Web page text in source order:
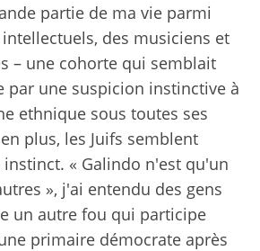
partie de ma vie parmi
des musiciens et
– une cohorte qui semblait
par une suspicion instinctive à
ethnique sous toutes ses
plus, les Juifs semblent
instinct. « Galindo n'est qu'un
», j'ai entendu des gens
un autre fou qui participe
primaire démocrate après